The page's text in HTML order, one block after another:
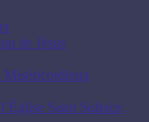
de Jésus
Miséricordieux
Saint Sulpice,